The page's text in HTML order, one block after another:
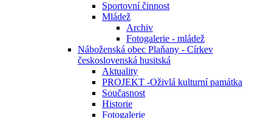
Sportovní činnost
Mládež
Archiv
Fotogalerie - mládež
Náboženská obec Plaňany - Církev
československá husitská
Aktuality
PROJEKT -Oživlá kulturní památka
Současnost
Historie
Fotogalerie